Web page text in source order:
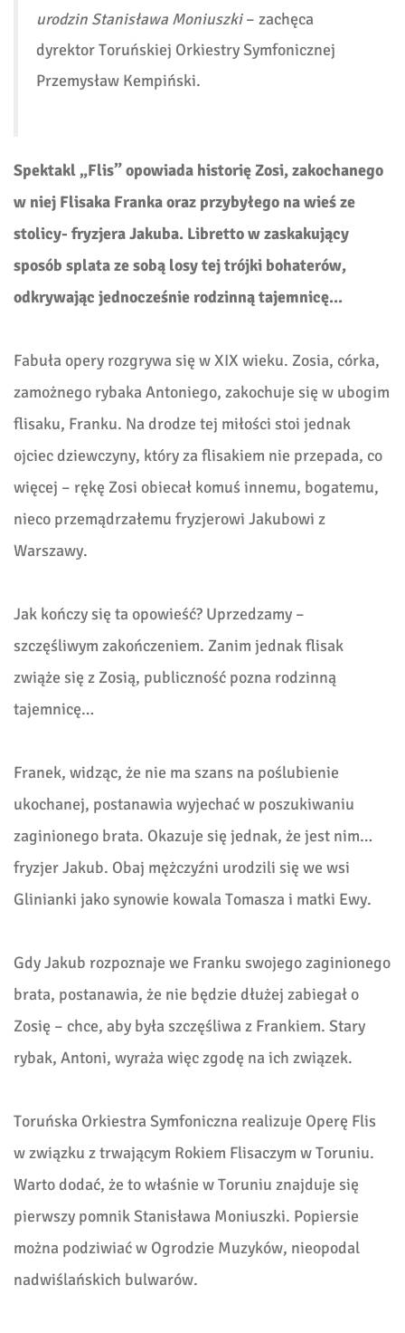
urodzin Stanisława Moniuszki– zachęca
dyrektor Toruńskiej Orkiestry Symfonicznej
Przemysław Kempiński.
Spektakl „Flis” opowiada historię Zosi, zakochanego
w niej Flisaka Franka oraz przybyłego na wieś ze
stolicy- fryzjera Jakuba. Libretto w zaskakujący
sposób splata ze sobą losy tej trójki bohaterów,
odkrywając jednocześnie rodzinną tajemnicę...
Fabuła opery rozgrywa się w XIX wieku. Zosia, córka,
zamożnego rybaka Antoniego, zakochuje się w ubogim
flisaku, Franku. Na drodze tej miłości stoi jednak
ojciec dziewczyny, który za flisakiem nie przepada, co
więcej – rękę Zosi obiecał komuś innemu, bogatemu,
nieco przemądrzałemu fryzjerowi Jakubowi z
Warszawy.
Jak kończy się ta opowieść? Uprzedzamy –
szczęśliwym zakończeniem. Zanim jednak flisak
zwiąże się z Zosią, publiczność pozna rodzinną
tajemnicę…
Franek, widząc, że nie ma szans na poślubienie
ukochanej, postanawia wyjechać w poszukiwaniu
zaginionego brata. Okazuje się jednak, że jest nim…
fryzjer Jakub. Obaj mężczyźni urodzili się we wsi
Glinianki jako synowie kowala Tomasza i matki Ewy.
Gdy Jakub rozpoznaje we Franku swojego zaginionego
brata, postanawia, że nie będzie dłużej zabiegał o
Zosię – chce, aby była szczęśliwa z Frankiem. Stary
rybak, Antoni, wyraża więc zgodę na ich związek.
Toruńska Orkiestra Symfoniczna realizuje Operę Flis
w związku z trwającym Rokiem Flisaczym w Toruniu.
Warto dodać, że to właśnie w Toruniu znajduje się
pierwszy pomnik Stanisława Moniuszki. Popiersie
można podziwiać w Ogrodzie Muzyków, nieopodal
nadwiślańskich bulwarów.